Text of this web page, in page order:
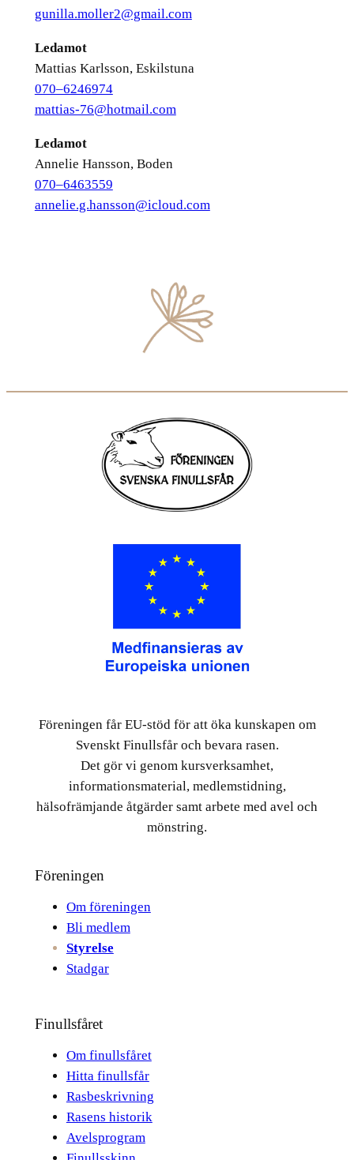
gunilla.moller2@gmail.com
Ledamot
Mattias Karlsson, Eskilstuna
070–6246974
mattias-76@hotmail.com
Ledamot
Annelie Hansson, Boden
070–6463559
annelie.g.hansson@icloud.com
Föreningen får EU-stöd för att öka kunskapen om
Svenskt Finullsfår och bevara rasen.
Det gör vi genom kursverksamhet,
informationsmaterial, medlemstidning,
hälsofrämjande åtgärder samt arbete med avel och
mönstring.
Föreningen
Om föreningen
Bli medlem
Styrelse
Stadgar
Finullsfåret
Om finullsfåret
Hitta finullsfår
Rasbeskrivning
Rasens historik
Avelsprogram